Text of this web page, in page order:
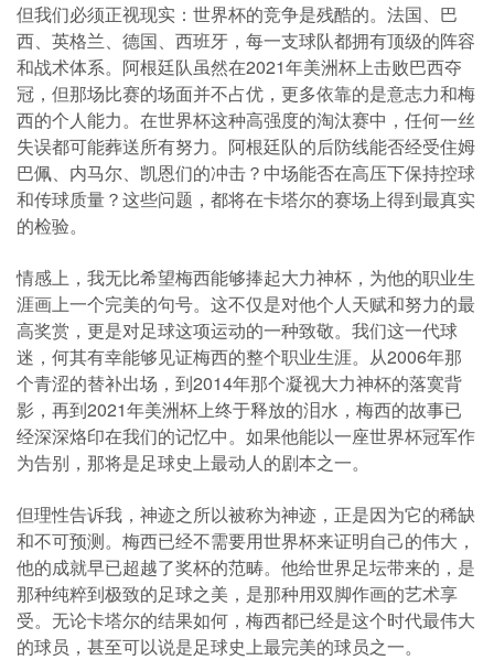
但我们必须正视现实：世界杯的竞争是残酷的。法国、巴
西、英格兰、德国、西班牙，每一支球队都拥有顶级的阵容
和战术体系。阿根廷队虽然在2021年美洲杯上击败巴西夺
冠，但那场比赛的场面并不占优，更多依靠的是意志力和梅
西的个人能力。在世界杯这种高强度的淘汰赛中，任何一丝
失误都可能葬送所有努力。阿根廷队的后防线能否经受住姆
巴佩、内马尔、凯恩们的冲击？中场能否在高压下保持控球
和传球质量？这些问题，都将在卡塔尔的赛场上得到最真实
的检验。
情感上，我无比希望梅西能够捧起大力神杯，为他的职业生
涯画上一个完美的句号。这不仅是对他个人天赋和努力的最
高奖赏，更是对足球这项运动的一种致敬。我们这一代球
迷，何其有幸能够见证梅西的整个职业生涯。从2006年那
个青涩的替补出场，到2014年那个凝视大力神杯的落寞背
影，再到2021年美洲杯上终于释放的泪水，梅西的故事已
经深深烙印在我们的记忆中。如果他能以一座世界杯冠军作
为告别，那将是足球史上最动人的剧本之一。
但理性告诉我，神迹之所以被称为神迹，正是因为它的稀缺
和不可预测。梅西已经不需要用世界杯来证明自己的伟大，
他的成就早已超越了奖杯的范畴。他给世界足坛带来的，是
那种纯粹到极致的足球之美，是那种用双脚作画的艺术享
受。无论卡塔尔的结果如何，梅西都已经是这个时代最伟大
的球员，甚至可以说是足球史上最完美的球员之一。